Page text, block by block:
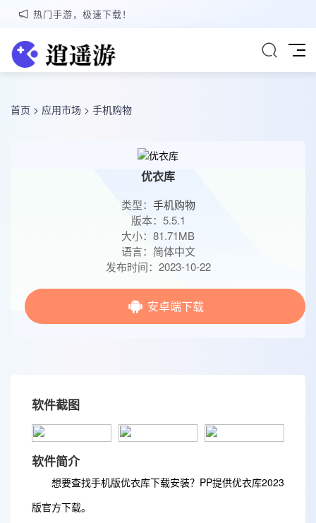
热门手游，极速下载！
首页 > 应用市场 > 手机购物
优衣库
类型： 手机购物
版本：5.5.1
大小：81.71MB
语言：简体中文
发布时间：2023-10-22
安卓端下载
软件截图
软件简介
想要查找手机版优衣库下载安装？PP提供优衣库2023
版官方下载。